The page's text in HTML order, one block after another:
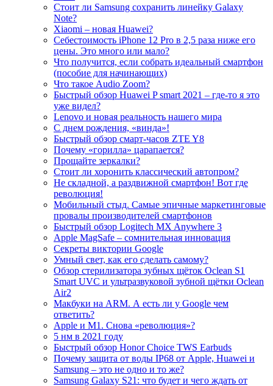
Стоит ли Samsung сохранить линейку Galaxy
Note?
Xiaomi – новая Huawei?
Себестоимость iPhone 12 Pro в 2,5 раза ниже его
цены. Это много или мало?
Что получится, если собрать идеальный смартфон
(пособие для начинающих)
Что такое Audio Zoom?
Быстрый обзор Huawei P smart 2021 – где-то я это
уже видел?
Lenovo и новая реальность нашего мира
С днем рождения, «винда»!
Быстрый обзор смарт-часов ZTE Y8
Почему «горилла» царапается?
Прощайте зеркалки?
Стоит ли хоронить классический автопром?
Не складной, а раздвижной смартфон! Вот где
революция!
Мобильный стыд. Самые эпичные маркетинговые
провалы производителей смартфонов
Быстрый обзор Logitech MX Anywhere 3
Apple MagSafe – сомнительная инновация
Секреты виктории Google
Умный свет, как его сделать самому?
Обзор стерилизатора зубных щёток Oclean S1
Smart UVC и ультразвуковой зубной щётки Oclean
Air2
Макбуки на ARM. А есть ли у Google чем
ответить?
Apple и M1. Снова «революция»?
5 нм в 2021 году
Быстрый обзор Honor Choice TWS Earbuds
Почему защита от воды IP68 от Apple, Huawei и
Samsung – это не одно и то же?
Samsung Galaxy S21: что будет и чего ждать от